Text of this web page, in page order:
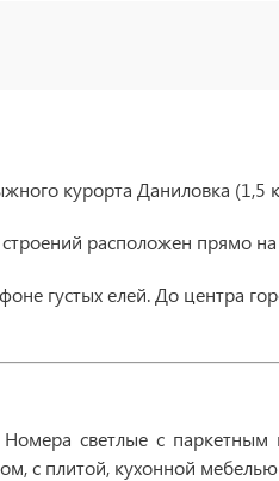
курорта Даниловка (1,5
расположен прямо
густых елей. До центра
светлые с паркетным
с плитой, кухонной